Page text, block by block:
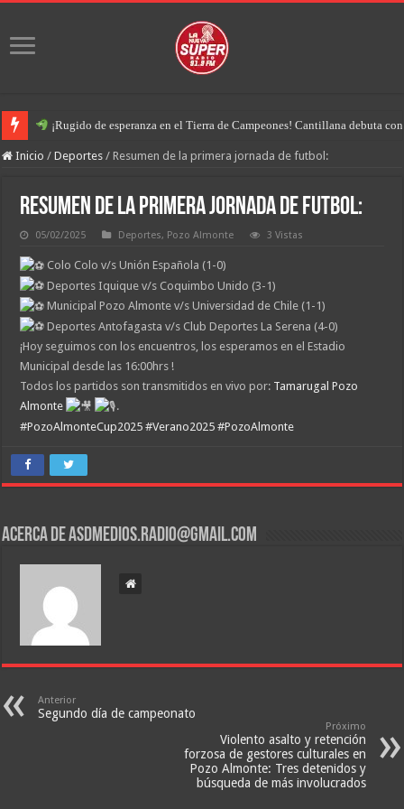
¡Rugido de esperanza en el Tierra de Campeones! Cantillana debuta
Inicio / Deportes / Resumen de la primera jornada de futbol:
Resumen de la primera jornada de futbol:
05/02/2025 Deportes, Pozo Almonte 3 Vistas
Colo Colo v/s Unión Española (1-0)
Deportes Iquique v/s Coquimbo Unido (3-1)
Municipal Pozo Almonte v/s Universidad de Chile (1-1)
Deportes Antofagasta v/s Club Deportes La Serena (4-0)
¡Hoy seguimos con los encuentros, los esperamos en el Estadio
Municipal desde las 16:00hrs !
Todos los partidos son transmitidos en vivo por: Tamarugal Pozo
Almonte
.
#PozoAlmonteCup2025 #Verano2025 #PozoAlmonte
Acerca de asdmedios.radio@gmail.com
Anterior
Segundo día de campeonato
Próximo
Violento asalto y retención
forzosa de gestores culturales en
Pozo Almonte: Tres detenidos y
búsqueda de más involucrados